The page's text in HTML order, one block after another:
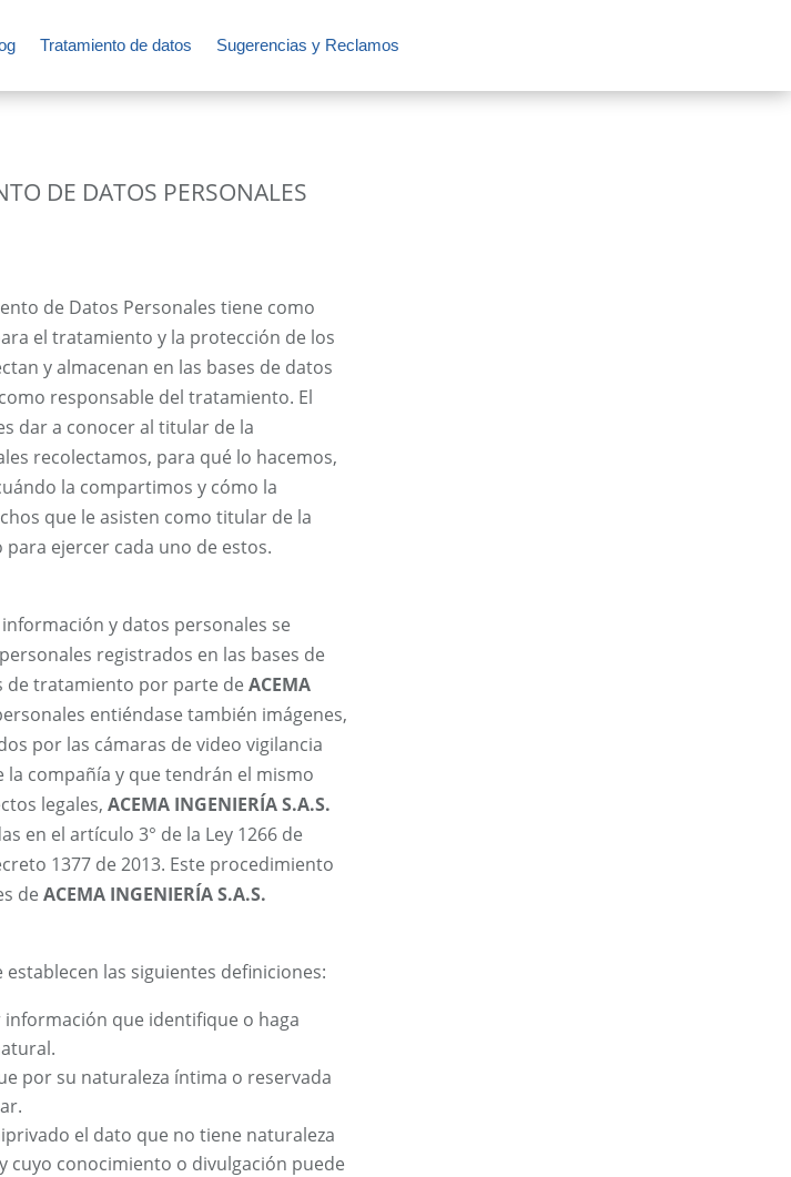
Tratamiento de datos Sugerencias y Reclamos
DE DATOS PERSONALES
de Datos Personales tiene como
el tratamiento y la protección de los
y almacenan en las bases de datos
responsable del tratamiento. El
dar a conocer al titular de la
recolectamos, para qué lo hacemos,
la compartimos y cómo la
que le asisten como titular de la
ejercer cada uno de estos.
y datos personales se
registrados en las bases de
de tratamiento por parte de ACEMA
entiéndase también imágenes,
por las cámaras de video vigilancia
la compañía y que tendrán el mismo
legales, ACEMA INGENIERÍA S.A.S.
en el artículo 3° de la Ley 1266 de
1377 de 2013. Este procedimiento
de ACEMA INGENIERÍA S.A.S.
las siguientes definiciones:
información que identifique o haga
por su naturaleza íntima o reservada
el dato que no tiene naturaleza
cuyo conocimiento o divulgación puede